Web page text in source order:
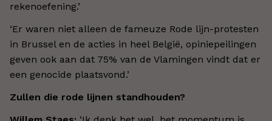
rekenoefening.’
‘Er waren niet alleen de fameuze Rode lijn-protesten
in Brussel en de acties in heel België, opiniepeilingen
geven ook aan dat 75% van de Vlamingen vindt dat er
een genocide plaatsvond.’
Zullen die rode lijnen standhouden?